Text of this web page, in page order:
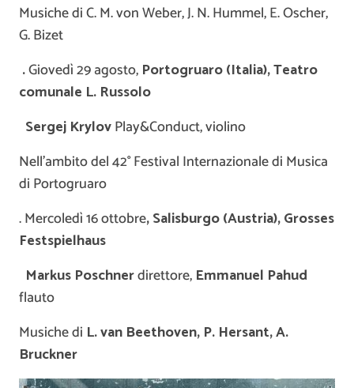
Musiche di C. M. von Weber, J. N. Hummel, E. Oscher,
G. Bizet
.Giovedì 29 agosto, Portogruaro (Italia), Teatro
comunale L. Russolo
Sergej KrylovPlay&Conduct, violino
Nell’ambito del 42° Festival Internazionale di Musica
di Portogruaro
. Mercoledì 16 ottobre, Salisburgo (Austria), Grosses
Festspielhaus
Markus Poschnerdirettore, Emmanuel Pahud
flauto
Musiche di L. van Beethoven, P. Hersant, A.
Bruckner